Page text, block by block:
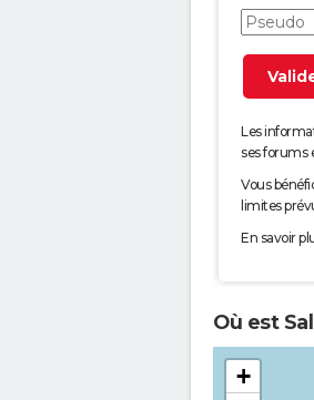
Les
ses forums
Vous
limites
En savoir
Où est
+